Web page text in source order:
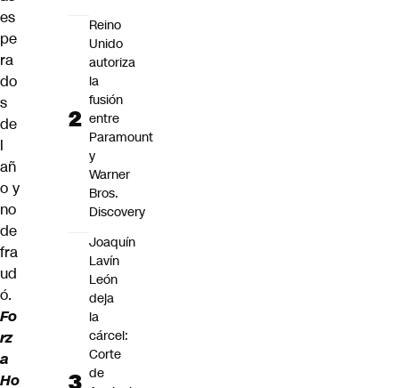
es
pe
ra
do
s
de
l
añ
o y
no
de
fra
ud
ó.
Fo
rz
a
Ho
Reino
Unido
autoriza
la
fusión
entre
Paramount
y
Warner
Bros.
Discovery
Joaquín
Lavín
León
deja
la
cárcel:
Corte
de